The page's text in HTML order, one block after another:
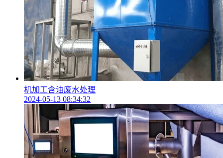
机加工含油废水处理
2024-05-13 08:34:32